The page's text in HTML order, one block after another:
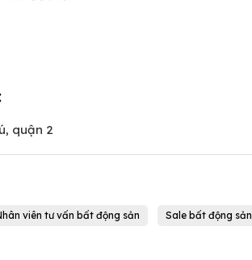
quận 2
viên tư vấn bất động sản Sale bất động sản